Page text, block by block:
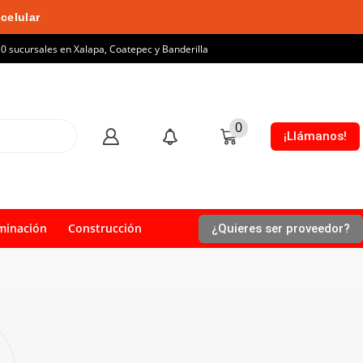
sucursales en Xalapa, Coatepec y Banderilla
0 ¡Llámanos!
Construcción ¿Quieres ser proveedor?